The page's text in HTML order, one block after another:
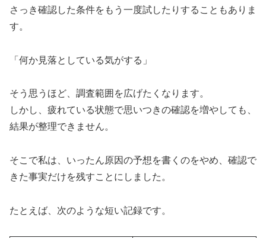
さっき確認した条件をもう一度試したりすることもありま
す。
「何か見落としている気がする」
そう思うほど、調査範囲を広げたくなります。
しかし、疲れている状態で思いつきの確認を増やしても、
結果が整理できません。
そこで私は、いったん原因の予想を書くのをやめ、確認で
きた事実だけを残すことにしました。
たとえば、次のような短い記録です。